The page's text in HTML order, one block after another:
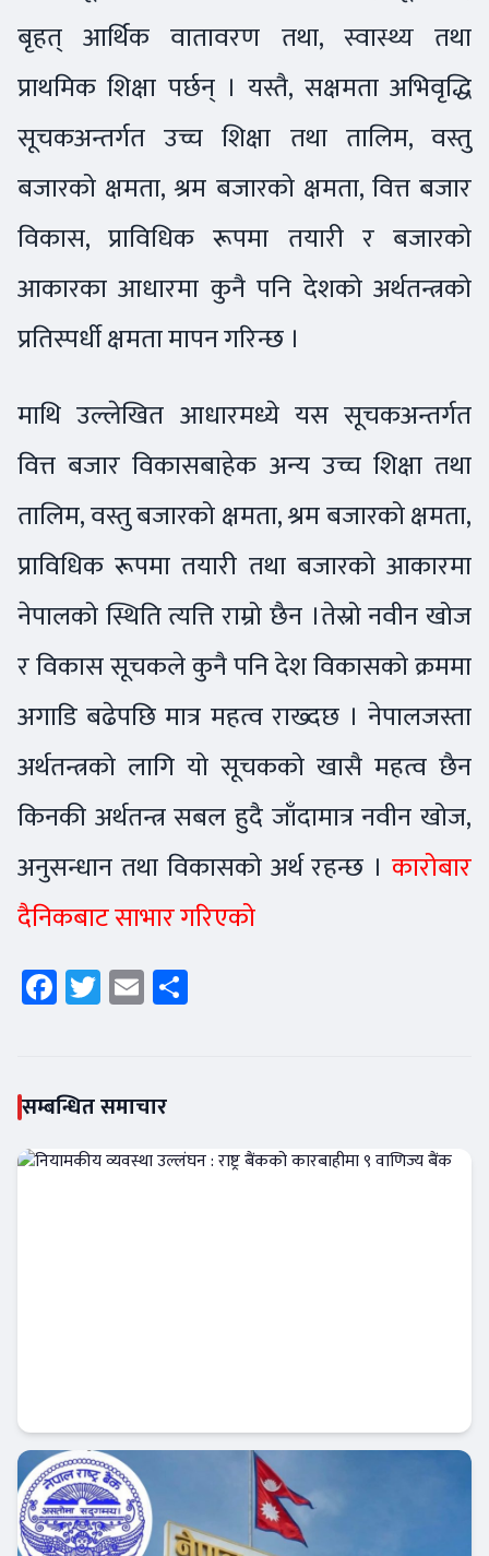
बृहत् आर्थिक वातावरण तथा, स्वास्थ्य तथा
प्राथमिक शिक्षा पर्छन् । यस्तै, सक्षमता अभिवृद्धि
सूचकअन्तर्गत उच्च शिक्षा तथा तालिम, वस्तु
बजारको क्षमता, श्रम बजारको क्षमता, वित्त बजार
विकास, प्राविधिक रूपमा तयारी र बजारको
आकारका आधारमा कुनै पनि देशको अर्थतन्त्रको
प्रतिस्पर्धी क्षमता मापन गरिन्छ ।
माथि उल्लेखित आधारमध्ये यस सूचकअन्तर्गत
वित्त बजार विकासबाहेक अन्य उच्च शिक्षा तथा
तालिम, वस्तु बजारको क्षमता, श्रम बजारको क्षमता,
प्राविधिक रूपमा तयारी तथा बजारको आकारमा
नेपालको स्थिति त्यत्ति राम्रो छैन ।तेस्रो नवीन खोज
र विकास सूचकले कुनै पनि देश विकासको क्रममा
अगाडि बढेपछि मात्र महत्व राख्दछ । नेपालजस्ता
अर्थतन्त्रको लागि यो सूचकको खासै महत्व छैन
किनकी अर्थतन्त्र सबल हुदै जाँदामात्र नवीन खोज,
अनुसन्धान तथा विकासको अर्थ रहन्छ । कारोबार
दैनिकबाट साभार गरिएको
Facebook
Twitter
Email
सम्बन्धित समाचार
आजको विशेष